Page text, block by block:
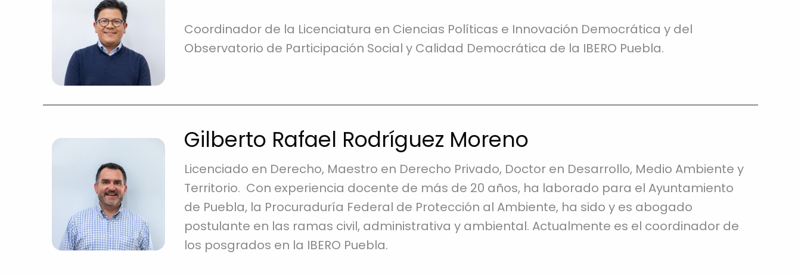
Coordinador de la Licenciatura en Ciencias Políticas e Innovación Democrática y del
Observatorio de Participación Social y Calidad Democrática de la IBERO Puebla.
Gilberto Rafael Rodríguez Moreno
Licenciado en Derecho, Maestro en Derecho Privado, Doctor en Desarrollo, Medio Ambiente y
Territorio. Con experiencia docente de más de 20 años, ha laborado para el Ayuntamiento
de Puebla, la Procuraduría Federal de Protección al Ambiente, ha sido y es abogado
postulante en las ramas civil, administrativa y ambiental. Actualmente es el coordinador de
los posgrados en la IBERO Puebla.